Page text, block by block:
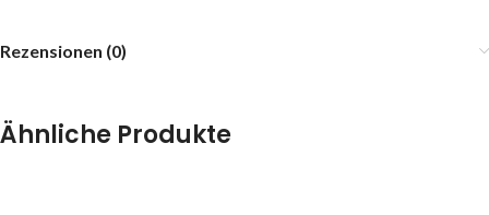
Rezensionen (0)
Ähnliche Produkte